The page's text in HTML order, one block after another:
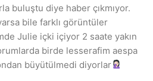
buluştu diye haber çıkmıyor.
bile farklı görüntüler
Julie içki içiyor 2 saate yakın
birde lesserafim aespa
büyütülmedi diyorlar